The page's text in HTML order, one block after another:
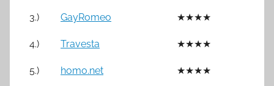
3.) GayRomeo ★★★★
4.) Travesta ★★★★
5.) homo.net ★★★★